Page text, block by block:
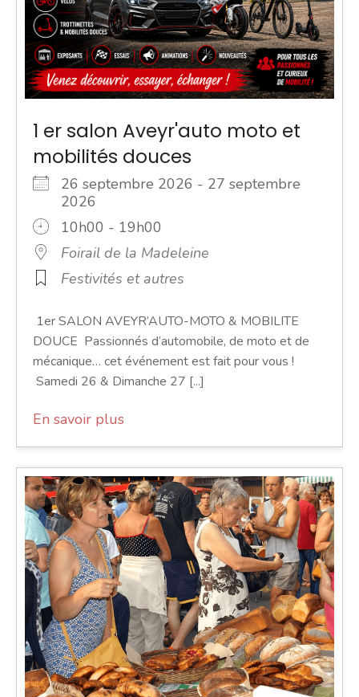
1 er salon Aveyr'auto moto et
mobilités douces
26 septembre 2026 - 27 septembre
2026
10h00 - 19h00
Foirail de la Madeleine
Festivités et autres
1er SALON AVEYR’AUTO-MOTO & MOBILITE
DOUCE Passionnés d’automobile, de moto et de
mécanique… cet événement est fait pour vous !
Samedi 26 & Dimanche 27 [...]
En savoir plus